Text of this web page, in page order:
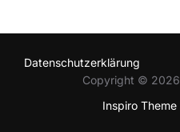
Datenschutzerklärung
Copyright © 2026
Inspiro Theme